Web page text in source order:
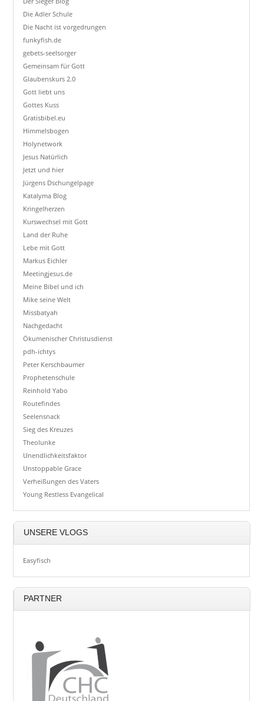
Die Adler Schule
Die Nacht ist vorgedrungen
funkyfish.de
gebets-seelsorger
Gemeinsam für Gott
Glaubenskurs 2.0
Gott liebt uns
Gottes Kuss
Gratisbibel.eu
Himmelsbogen
Holynetwork
Jesus Natürlich
Jetzt und hier
Jürgens Dschungelpage
Katalyma Blog
Kringelherzen
Kurswechsel mit Gott
Land der Ruhe
Lebe mit Gott
Markus Eichler
Meetingjesus.de
Meine Bibel und ich
Mike seine Welt
Missbatyah
Nachgedacht
Ökumenischer Christusdienst
pdh-ichtys
Peter Kerschbaumer
Prophetenschule
Reinhold Yabo
Routefindes
Seelensnack
Sieg des Kreuzes
Theolunke
Unendlichkeitsfaktor
Unstoppable Grace
Verheißungen des Vaters
Young Restless Evangelical
UNSERE VLOGS
Easyfisch
PARTNER